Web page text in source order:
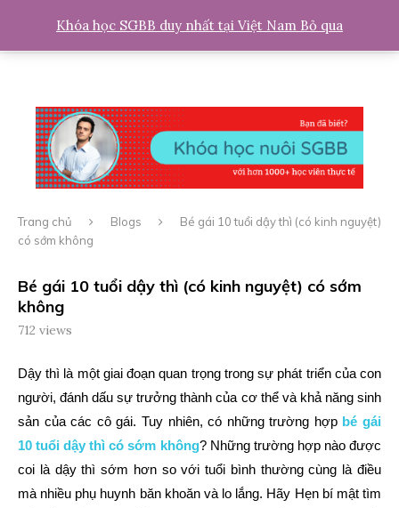
Trang chủ Blogs
Bé gái 10 tuổi dậy thì (có kinh nguyệt)
có sớm không
Bé gái 10 tuổi dậy thì (có kinh nguyệt) có sớm
không
712 views
Dậy thì là một giai đoạn quan trọng trong sự phát triển của con
người, đánh dấu sự trưởng thành của cơ thể và khả năng sinh
sản của các cô gái. Tuy nhiên, có những trường hợp bé gái
10 tuổi dậy thì có sớm không? Những trường hợp nào được
coi là dậy thì sớm hơn so với tuổi bình thường cùng là điều
mà nhiều phụ huynh băn khoăn và lo lắng. Hãy Hẹn bí mật tìm
Khóa học SGBB duy nhất tại Việt Nam Bỏ qua